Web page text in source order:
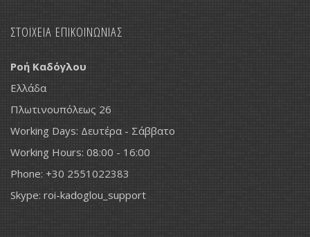
ΣΤΟΙΧΕΙΑ ΕΠΙΚΟΙΝΩΝΙΑΣ
Ροή Καδόγλου
Ελλάδα
Πλωτινουπόλεως 26
Working Days: Δευτέρα - Σάββατο
Working Hours: 08:00 - 16:00
Phone: +30 2551022383
Skype: roi-kadoglou_support